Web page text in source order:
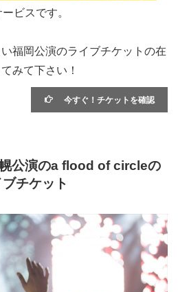
ビスです。
福岡公演のライブチケットの在
みて下さい！
今すぐ！チケットを確認
公演のa flood of circleの
チケット